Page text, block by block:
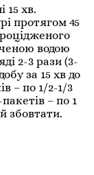
15 хв.
протягом 45
водою
2-3 рази (3-
за 15 хв до
– по 1/2-1/3
– по 1
збовтати.